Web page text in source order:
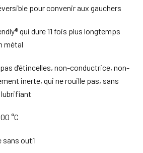
pour convenir aux gauchers
qui dure 11 fois plus longtemps
métal
d’étincelles, non-conductrice, non-
inerte, qui ne rouille pas, sans
°C
sans outil